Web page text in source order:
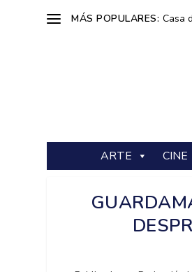
MÁS POPULARES: Casa
ARTE CINE